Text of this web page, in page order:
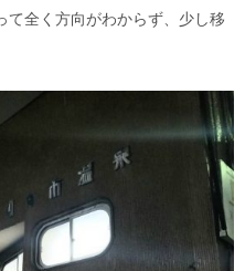
て全く方向がわからず、少し移